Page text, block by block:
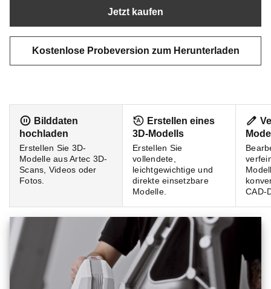
Jetzt kaufen
Kostenlose Probeversion zum Herunterladen
Bilddaten
hochladen
Erstellen Sie 3D-
Modelle aus Artec 3D-
Scans, Videos oder
Fotos.
Erstellen eines
3D-Modells
Erstellen Sie
vollendete,
leichtgewichtige und
direkte einsetzbare
Modelle.
CAD-